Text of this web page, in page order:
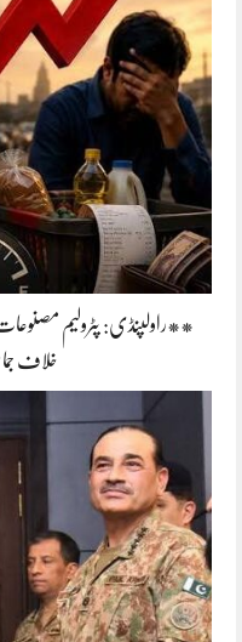
**راولپنڈی: پٹرولیم
خلاف